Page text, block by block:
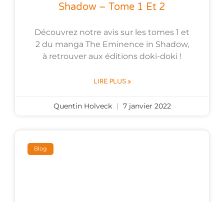
Shadow – Tome 1 Et 2
Découvrez notre avis sur les tomes 1 et
2 du manga The Eminence in Shadow,
à retrouver aux éditions doki-doki !
LIRE PLUS »
Quentin Holveck 7 janvier 2022
Blog